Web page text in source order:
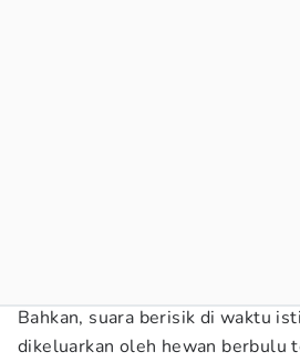
Bahkan, suara berisik di waktu
dikeluarkan oleh hewan berbulu